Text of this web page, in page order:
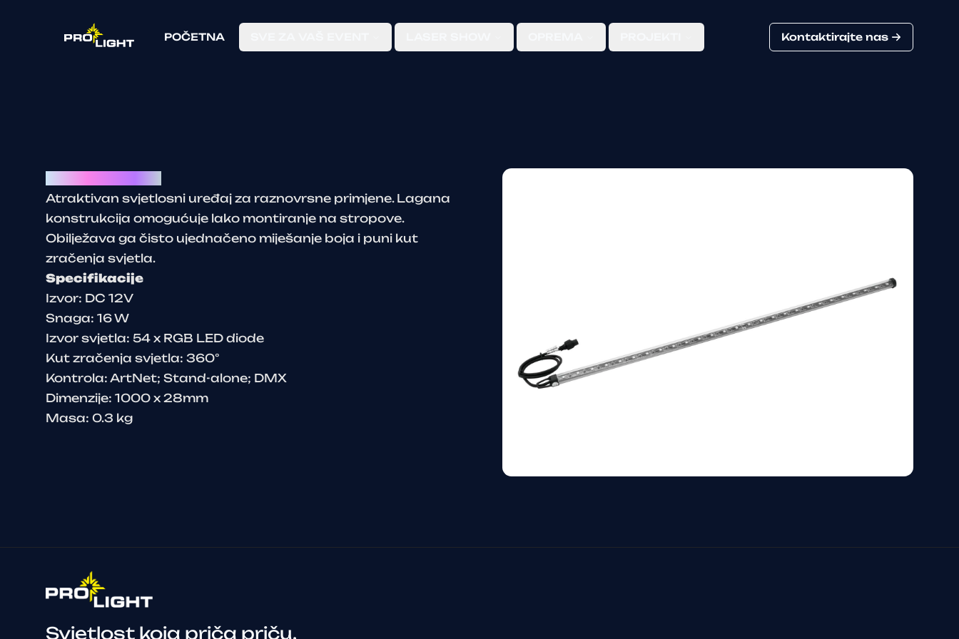
POČETNA Kontaktirajte nas
Atraktivan svjetlosni uređaj za raznovrsne primjene. Lagana
konstrukcija omogućuje lako montiranje na stropove.
Obilježava ga čisto ujednačeno miješanje boja i puni kut
zračenja svjetla.
Specifikacije
Izvor: DC 12V
Snaga: 16 W
Izvor svjetla: 54 x RGB LED diode
Kut zračenja svjetla: 360°
Kontrola: ArtNet; Stand-alone; DMX
Dimenzije: 1000 x 28mm
Masa: 0.3 kg
Svjetlost koja priča priču.